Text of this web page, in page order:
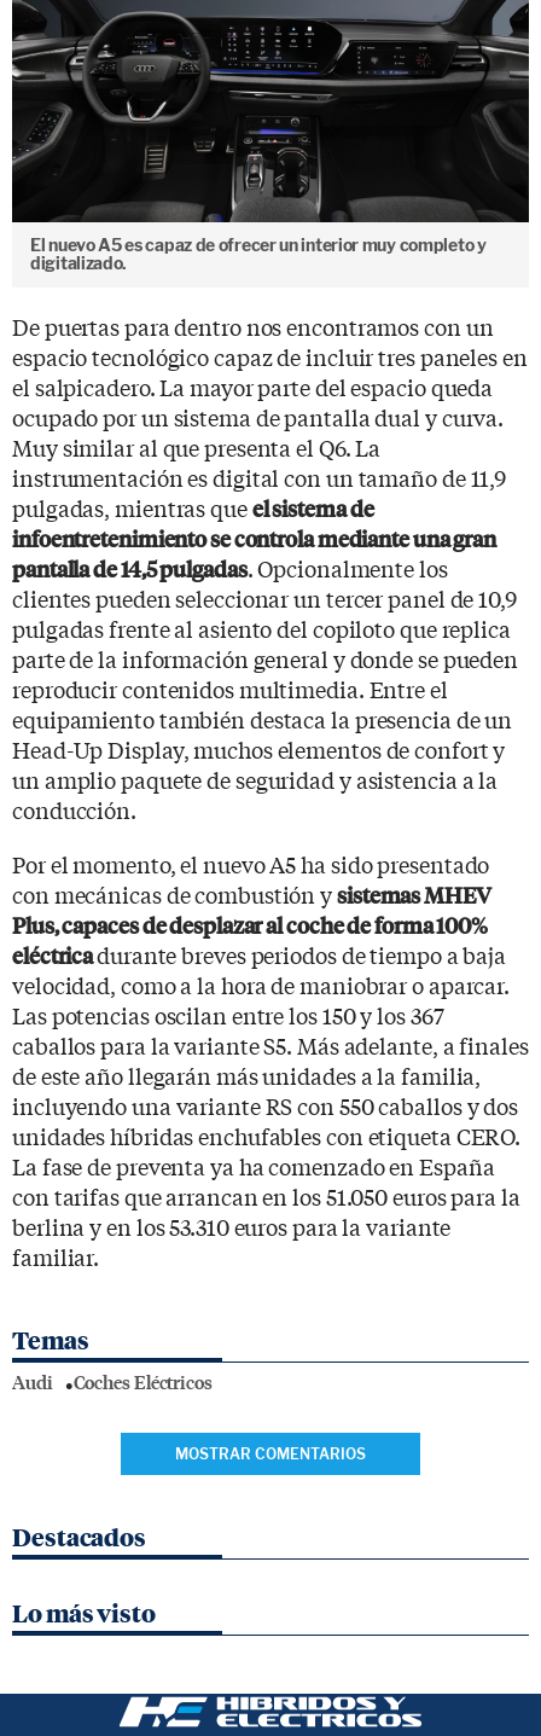
El nuevo A5 es capaz de ofrecer un interior muy completo y
digitalizado.
De puertas para dentro nos encontramos con un
espacio tecnológico capaz de incluir tres paneles en
el salpicadero. La mayor parte del espacio queda
ocupado por un sistema de pantalla dual y curva.
Muy similar al que presenta el Q6. La
instrumentación es digital con un tamaño de 11,9
pulgadas, mientras queel sistema de
infoentretenimiento se controla mediante una gran
pantalla de 14,5 pulgadas. Opcionalmente los
clientes pueden seleccionar un tercer panel de 10,9
pulgadas frente al asiento del copiloto que replica
parte de la información general y donde se pueden
reproducir contenidos multimedia. Entre el
equipamiento también destaca la presencia de un
Head-Up Display, muchos elementos de confort y
un amplio paquete de seguridad y asistencia a la
conducción.
Por el momento, el nuevo A5 ha sido presentado
con mecánicas de combustión ysistemas MHEV
Plus, capaces de desplazar al coche de forma 100%
eléctricadurante breves periodos de tiempo a baja
velocidad, como a la hora de maniobrar o aparcar.
Las potencias oscilan entre los 150 y los 367
caballos para la variante S5. Más adelante, a finales
de este año llegarán más unidades a la familia,
incluyendo una variante RS con 550 caballos y dos
unidades híbridas enchufables con etiqueta CERO.
La fase de preventa ya ha comenzado en España
con tarifas que arrancan en los 51.050 euros para la
berlina y en los 53.310 euros para la variante
familiar.
Temas
Audi Coches Eléctricos
MOSTRAR COMENTARIOS
Destacados
Lo más visto